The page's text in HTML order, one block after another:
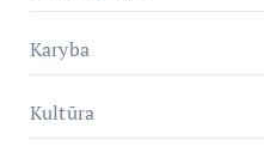
Karyba
Kultūra